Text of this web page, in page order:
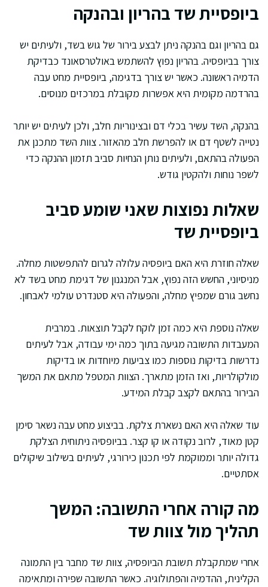
ביופסיית שד בהריון ובהנקה
גם בהריון וגם בהנקה ניתן לבצע בירור של גוש בשד, ולעיתים יש
צורך בביופסיה. בהריון נפוץ להשתמש באולטרסאונד כבדיקת
הדמיה ראשונה. כאשר יש צורך בדגימה, ביופסיית מחט עבה
בהרדמה מקומית היא אפשרות מקובלת במרכזים מנוסים.
בהנקה, השד עשיר בכלי דם ובצינוריות חלב, ולכן לעיתים יש יותר
נטייה לשטף דם או להפרשת חלב מהאזור. צוות השד מתכנן את
הפעולה בהתאם, ולעיתים נותן הנחיות סביב תזמון ההנקה כדי
לשפר נוחות ולהקטין גודש.
שאלות נפוצות שאני שומע סביב
ביופסיית שד
שאלה חוזרת היא האם ביופסיה עלולה לגרום להתפשטות מחלה.
מניסיוני, החשש הזה נפוץ, אבל המנגנון של דגימת מחט בשד לא
נחשב גורם שמפיץ מחלה, והפעולה היא סטנדרט עולמי לאבחון.
שאלה נוספת היא כמה זמן לוקח לקבל תוצאות. במרבית
המעבדות התשובה מגיעה בתוך כמה ימי עבודה, אבל לעיתים
נדרשות בדיקות נוספות כמו צביעות מיוחדות או בדיקות
מולקולריות, ואז הזמן מתארך. הצוות המטפל מתאם את המשך
הבירור בהתאם לקצב קבלת המידע.
עוד שאלה היא האם נשארת צלקת. בביצוע מחט עבה נשאר סימן
קטן מאוד, לרוב נקודה או קו קצר. בביופסיה ניתוחית הצלקת
גדולה יותר וממוקמת לפי תכנון כירורגי, לעיתים בשילוב שיקולים
אסתטיים.
מה קורה אחרי התשובה: המשך
תהליך מול צוות שד
אחרי שמתקבלת תשובת הביופסיה, צוות שד מחבר בין התמונה
הקלינית, ההדמיה והפתולוגיה. כאשר התשובה שפירה ומתאימה